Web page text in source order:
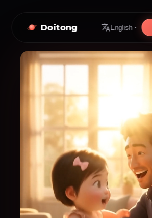
Doitong English